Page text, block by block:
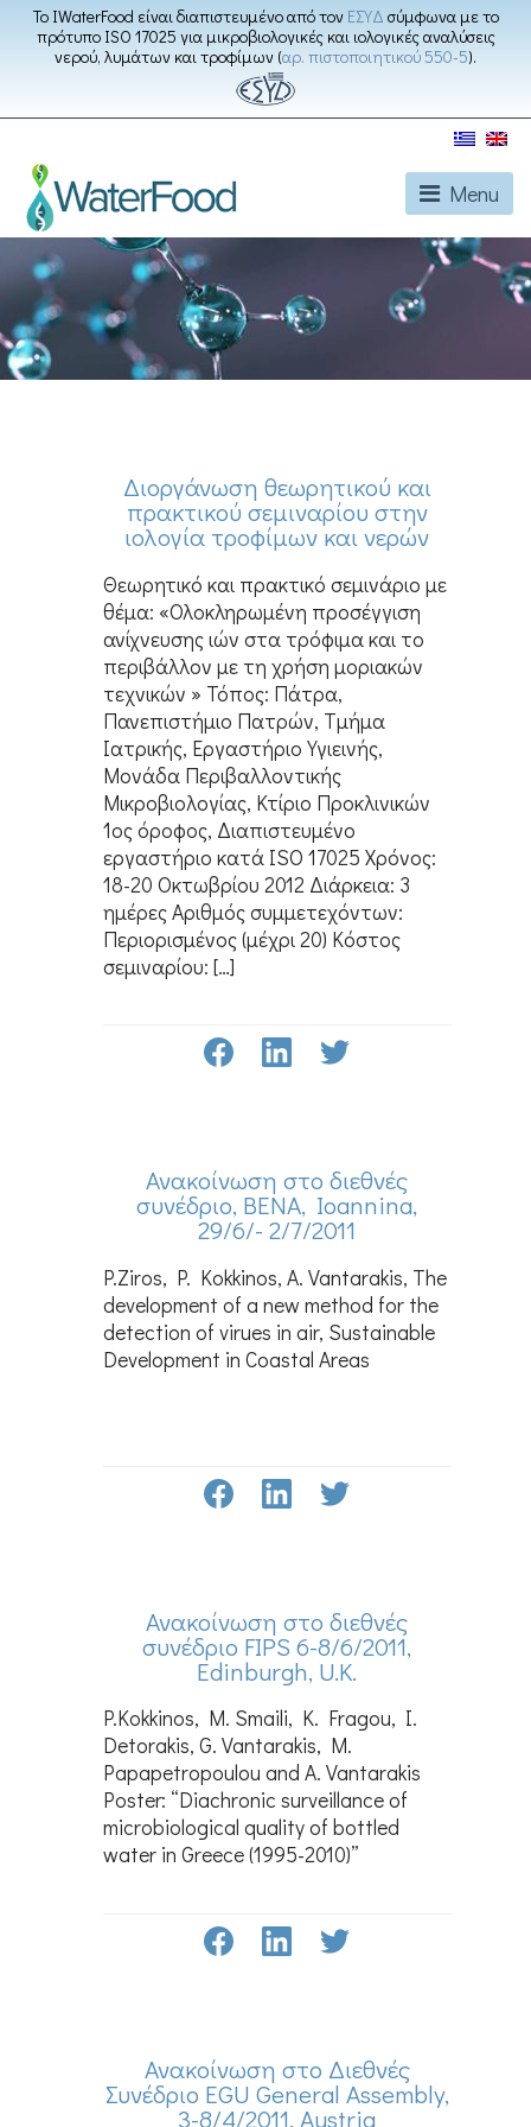
Το IWaterFood είναι διαπιστευμένο από τον ΕΣΥΔ σύμφωνα με το
πρότυπο ISO 17025 για μικροβιολογικές και ιολογικές αναλύσεις
νερού, λυμάτων και τροφίμων (αρ. πιστοποιητικού 550-5).
Menu
Διοργάνωση θεωρητικού και
πρακτικού σεμιναρίου στην
ιολογία τροφίμων και νερών
Θεωρητικό και πρακτικό σεμινάριο με
θέμα: «Ολοκληρωμένη προσέγγιση
ανίχνευσης ιών στα τρόφιμα και το
περιβάλλον με τη χρήση μοριακών
τεχνικών » Τόπος: Πάτρα,
Πανεπιστήμιο Πατρών, Τμήμα
Ιατρικής, Εργαστήριο Υγιεινής,
Μονάδα Περιβαλλοντικής
Μικροβιολογίας, Κτίριο Προκλινικών
1ος όροφος, Διαπιστευμένο
εργαστήριο κατά ISO 17025 Χρόνος:
18-20 Οκτωβρίου 2012 Διάρκεια: 3
ημέρες Αριθμός συμμετεχόντων:
Περιορισμένος (μέχρι 20) Κόστος
σεμιναρίου: […]
Ανακοίνωση στο διεθνές
συνέδριο, BENA, Ioannina,
29/6/- 2/7/2011
P.Ziros, P. Kokkinos, A. Vantarakis, The
development of a new method for the
detection of virues in air, Sustainable
Development in Coastal Areas
Ανακοίνωση στο διεθνές
συνέδριο FIPS 6-8/6/2011,
Edinburgh, U.K.
P.Kokkinos, M. Smaili, K. Fragou, I.
Detorakis, G. Vantarakis, M.
Papapetropoulou and A. Vantarakis
Poster: “Diachronic surveillance of
microbiological quality of bottled
water in Greece (1995-2010)”
Ανακοίνωση στο Διεθνές
Συνέδριο EGU General Assembly,
3-8/4/2011, Austria